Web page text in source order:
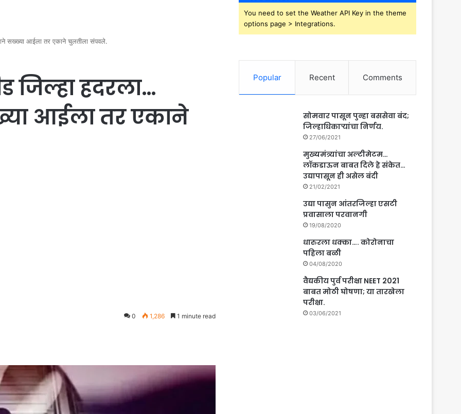
सख्ख्या आईला तर एकाने चुलतीला संपवले.
जिल्हा हदरला…
आईला तर एकाने
0 1,286 1 minute read
You need to set the Weather API Key in the theme
options page > Integrations.
Popular Recent Comments
सोमवार पासून पुन्हा बससेवा बंद;
जिल्हाधिकाऱ्यांचा निर्णय.
27/06/2021
मुख्यमंत्र्यांचा अल्टीमेटम…
लॉकडाऊन बाबत दिले हे संकेत…
उद्यापासून ही असेल बंदी
21/02/2021
उद्या पासुन आंतरजिल्हा एसटी
प्रवासाला परवानगी
19/08/2020
धारुरला धक्का…. कोरोनाचा
पहिला बळी
04/08/2020
वैद्यकीय पुर्व परीक्षा NEET 2021
बाबत मोठी घोषणा; या तारखेला
परीक्षा.
03/06/2021